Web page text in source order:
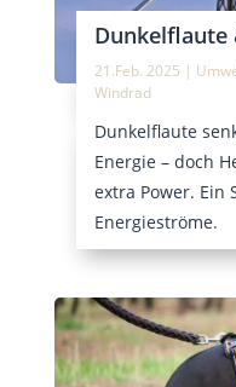
Dunkelflaute
21.Feb. 2025 |
Windrad
Dunkelflaute
Energie – doch
extra Power. Ein
Energieströme.